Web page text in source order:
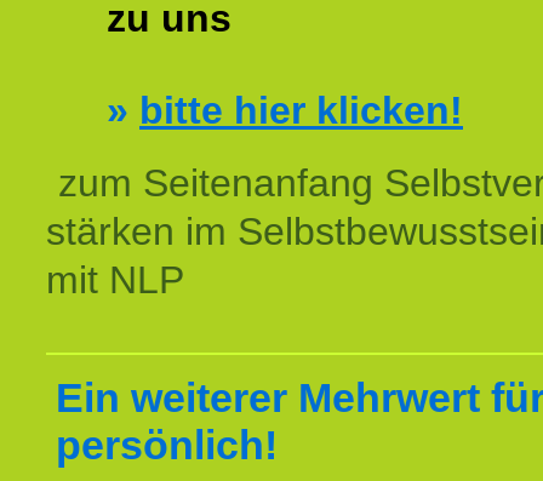
zu uns
» bitte hier klicken!
zum Seitenanfang
stärken im
mit NLP
Ein weiterer Mehrwert
persönlich!